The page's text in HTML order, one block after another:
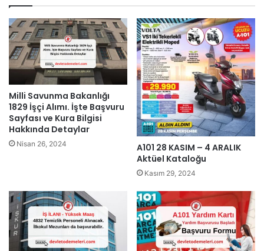
Milli Savunma Bakanlığı
1829 İşçi Alımı. İşte Başvuru
Sayfası ve Kura Bilgisi
Hakkında Detaylar
Nisan 26, 2024
A101 28 KASIM – 4 ARALIK
Aktüel Kataloğu
Kasım 29, 2024